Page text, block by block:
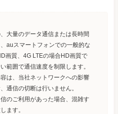
大量のデータ通信または長時間
auスマートフォンでの一般的な
画質、4G LTEの場合HD画質で
範囲で通信速度を制限します。
は、当社ネットワークへの影響
通信の切断は行いません。
のご利用があった場合、混雑す
ます。